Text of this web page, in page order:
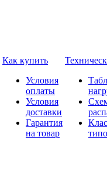
Как купить
Условия
оплаты
Условия
доставки
Гарантия
на товар